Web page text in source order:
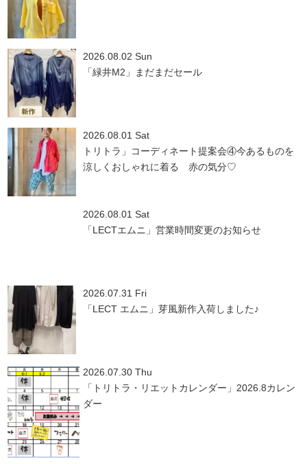
2026.08.02 Sun
「緑井M2」まだまだセール
2026.08.01 Sat
トリトラ」コーディネート提案会④今あるものを
涼しくおしゃれに着る 赤の気分♡
2026.08.01 Sat
「LECTエムニ」営業時間変更のお知らせ
2026.07.31 Fri
「LECT エムニ」芽風新作入荷しました♪
2026.07.30 Thu
「トリトラ・リエットカレンダー」2026.8カレン
ダー